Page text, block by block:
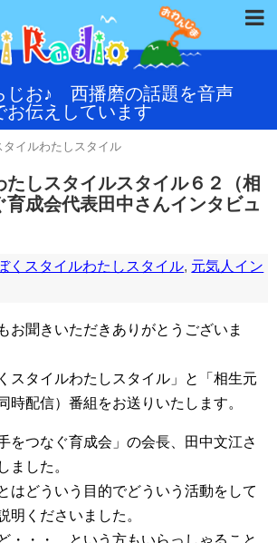
じお♪ 西播磨の話題を音声
お伝えしています
タイルわたしスタイル
たしスタイルスタイル６２（相
育成会代表田中さんインタビュ
くスタイルわたしスタイル, 元気人イン
お聞きいただきありがとうございま
スタイルわたしスタイル」と「相生元
時配信）番組をお送りいたします。
をつなぐ育成会」の会長、田中文江さ
ました。
はどういう目的でどういう活動をして
明くださいました。